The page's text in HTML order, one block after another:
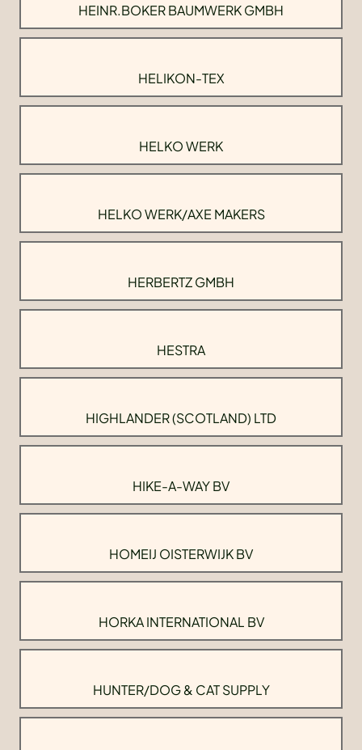
HEINR.BOKER BAUMWERK GMBH
HELIKON-TEX
HELKO WERK
HELKO WERK/AXE MAKERS
HERBERTZ GMBH
HESTRA
HIGHLANDER (SCOTLAND) LTD
HIKE-A-WAY BV
HOMEIJ OISTERWIJK BV
HORKA INTERNATIONAL BV
HUNTER/DOG & CAT SUPPLY